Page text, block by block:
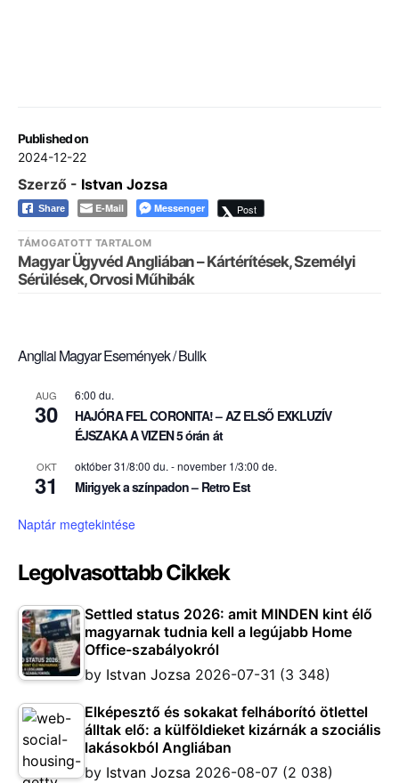
Published on
2024-12-22
Szerző - Istvan Jozsa
Share E-Mail Messenger Post
TÁMOGATOTT TARTALOM
Magyar Ügyvéd Angliában – Kártérítések, Személyi
Sérülések, Orvosi Műhibák
Angliai Magyar Események / Bulik
AUG
30
6:00 du.
HAJÓRA FEL CORONITA! – AZ ELSŐ EXKLUZÍV
ÉJSZAKA A VIZEN 5 órán át
OKT
31
október 31/8:00 du. -november 1/3:00 de.
Mirigyek a színpadon – Retro Est
Naptár megtekintése
Legolvasottabb Cikkek
Settled status 2026: amit MINDEN kint élő
magyarnak tudnia kell a legújabb Home
Office-szabályokról
by Istvan Jozsa 2026-07-31 (3 348)
Elképesztő és sokakat felháborító ötlettel
álltak elő: a külföldieket kizárnák a szociális
lakásokból Angliában
by Istvan Jozsa 2026-08-07 (2 038)